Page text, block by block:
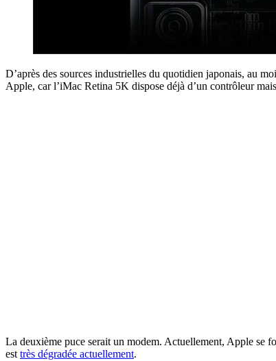
D’après des sources industrielles du quotidien japonais, au
Apple, car l’iMac Retina 5K dispose déjà d’un contrôleur
La deuxième puce serait un modem. Actuellement, Apple se
est très dégradée actuellement.